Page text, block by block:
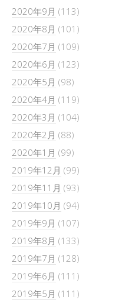
2020年9月 (113)
2020年8月 (101)
2020年7月 (109)
2020年6月 (123)
2020年5月 (98)
2020年4月 (119)
2020年3月 (104)
2020年2月 (88)
2020年1月 (99)
2019年12月 (99)
2019年11月 (93)
2019年10月 (94)
2019年9月 (107)
2019年8月 (133)
2019年7月 (128)
2019年6月 (111)
2019年5月 (111)